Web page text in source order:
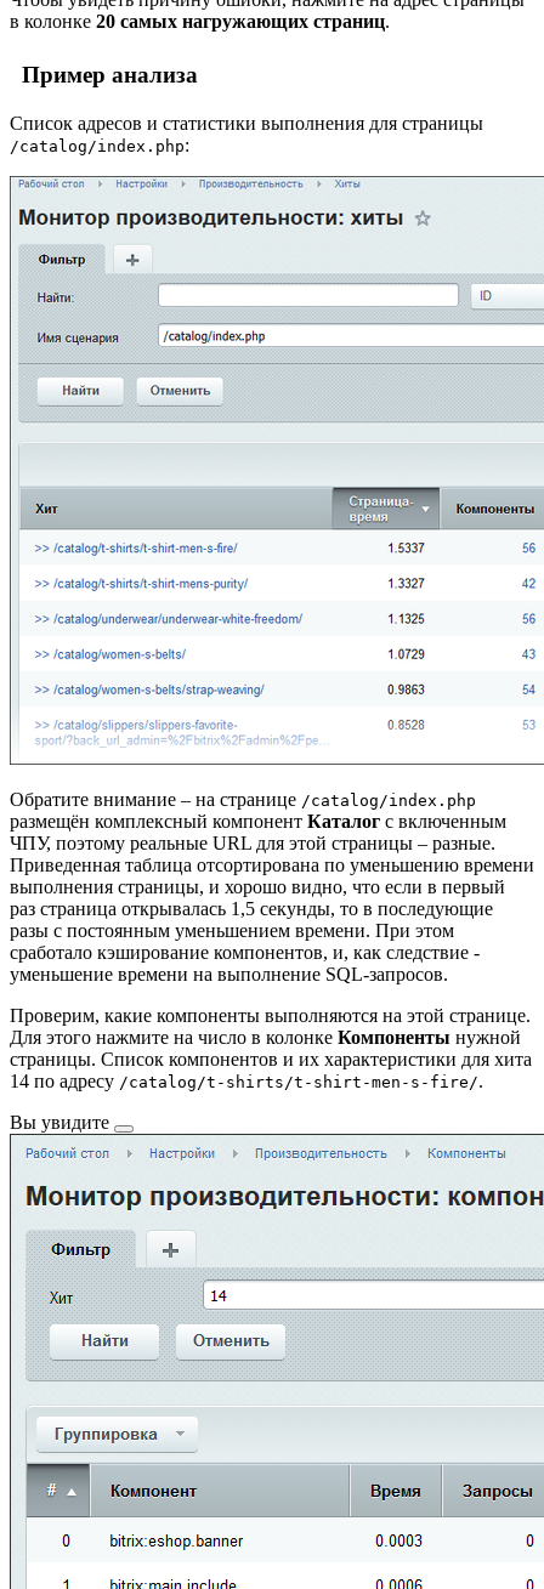
в колонке 20 самых нагружающих страниц.
Пример анализа
Список адресов и статистики выполнения для страницы
/catalog/index.php:
Обратите внимание – на странице /catalog/index.php
размещён комплексный компонент Каталог с включенным
ЧПУ, поэтому реальные URL для этой страницы – разные.
Приведенная таблица отсортирована по уменьшению времени
выполнения страницы, и хорошо видно, что если в первый
раз страница открывалась 1,5 секунды, то в последующие
разы с постоянным уменьшением времени. При этом
сработало кэширование компонентов, и, как следствие -
уменьшение времени на выполнение SQL-запросов.
Проверим, какие компоненты выполняются на этой странице.
Для этого нажмите на число в колонке Компоненты нужной
страницы. Список компонентов и их характеристики для хита
14 по адресу /catalog/t-shirts/t-shirt-men-s-fire/.
Вы увидите